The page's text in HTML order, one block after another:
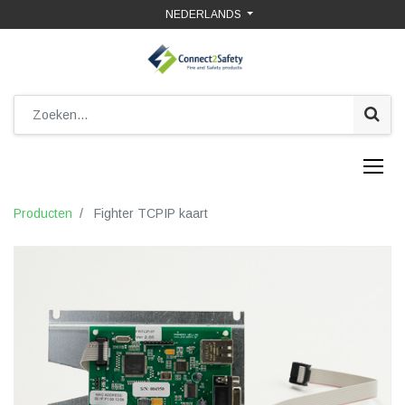
NEDERLANDS
Producten Fighter TCPIP kaart